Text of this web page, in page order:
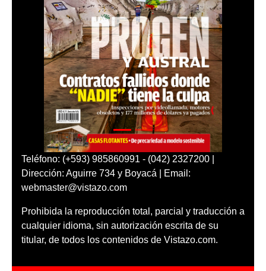
Teléfono: (+593) 985860991 - (042) 2327200 |
Dirección: Aguirre 734 y Boyacá | Email:
webmaster@vistazo.com
Prohibida la reproducción total, parcial y traducción a
cualquier idioma, sin autorización escrita de su
titular, de todos los contenidos de Vistazo.com.